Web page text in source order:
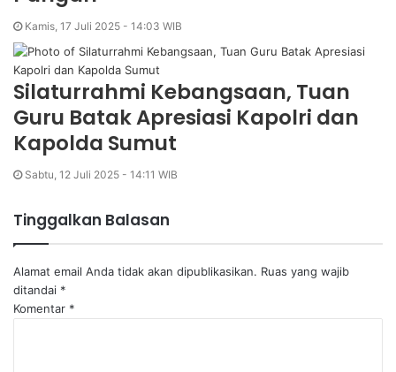
Kamis, 17 Juli 2025 - 14:03 WIB
Silaturrahmi Kebangsaan, Tuan
Guru Batak Apresiasi Kapolri dan
Kapolda Sumut
Sabtu, 12 Juli 2025 - 14:11 WIB
Tinggalkan Balasan
Alamat email Anda tidak akan dipublikasikan. Ruas yang wajib
ditandai *
Komentar *